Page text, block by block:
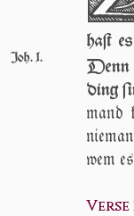
Joh. 1.
haſt
Denn
ding
mand
wem
Verse